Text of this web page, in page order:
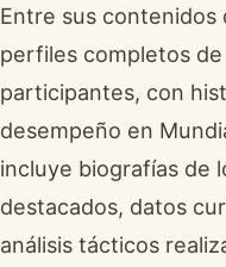
Entre sus
perfiles completos
participantes, con
desempeño en
incluye biografías de
destacados, datos
análisis tácticos